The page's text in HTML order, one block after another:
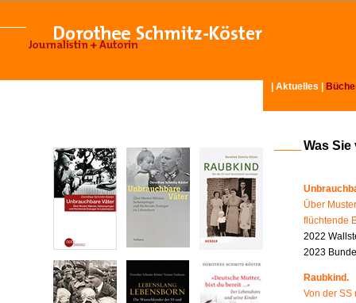
Aktuelles
Was
Über
flüchtende
2022
2023
Raubkind.
Von der SS